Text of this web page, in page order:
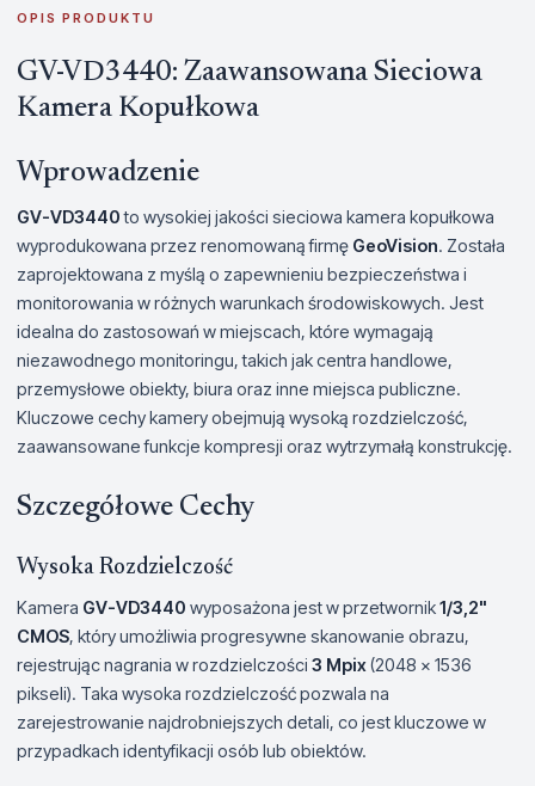
OPIS PRODUKTU
GV-VD3440: Zaawansowana Sieciowa
Kamera Kopułkowa
Wprowadzenie
GV-VD3440to wysokiej jakości sieciowa kamera kopułkowa
wyprodukowana przez renomowaną firmę GeoVision. Została
zaprojektowana z myślą o zapewnieniu bezpieczeństwa i
monitorowania w różnych warunkach środowiskowych. Jest
idealna do zastosowań w miejscach, które wymagają
niezawodnego monitoringu, takich jak centra handlowe,
przemysłowe obiekty, biura oraz inne miejsca publiczne.
Kluczowe cechy kamery obejmują wysoką rozdzielczość,
zaawansowane funkcje kompresji oraz wytrzymałą konstrukcję.
Szczegółowe Cechy
Wysoka Rozdzielczość
Kamera GV-VD3440 wyposażona jest w przetwornik1/3,2"
CMOS, który umożliwia progresywne skanowanie obrazu,
rejestrując nagrania w rozdzielczości 3 Mpix(2048 x 1536
pikseli). Taka wysoka rozdzielczość pozwala na
zarejestrowanie najdrobniejszych detali, co jest kluczowe w
przypadkach identyfikacji osób lub obiektów.